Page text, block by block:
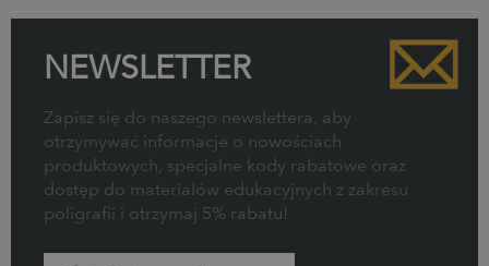
NEWSLETTER
Zapisz się do naszego newslettera, aby
otrzymywać informacje o nowościach
produktowych, specjalne kody rabatowe oraz
dostęp do materiałów edukacyjnych z zakresu
poligrafii i otrzymaj 5% rabatu!